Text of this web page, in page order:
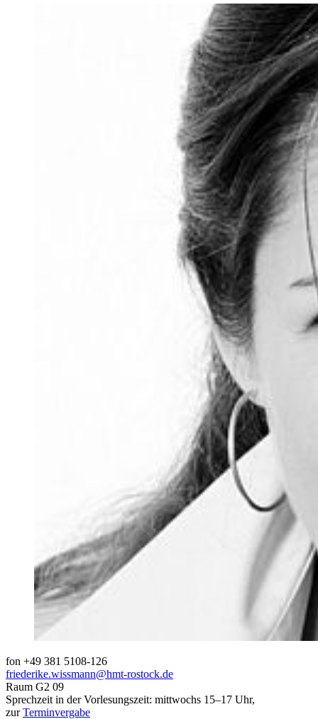
fon +49 381 5108-126
friederike.wissmann@hmt-rostock.de
Raum G2 09
Sprechzeit in der Vorlesungszeit: mittwochs 15–17 Uhr,
zurTerminvergabe